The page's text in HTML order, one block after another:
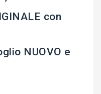
con
NUOVO e